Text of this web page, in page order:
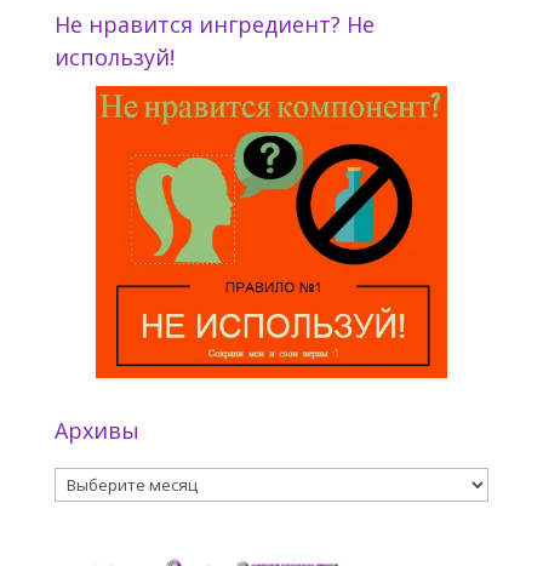
Не нравится ингредиент? Не
используй!
Архивы
Архивы